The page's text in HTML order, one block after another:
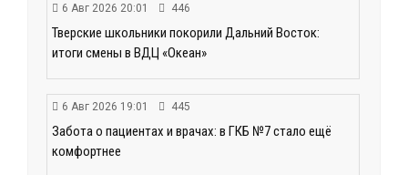
6 Авг 2026 20:01 446
Тверские школьники покорили Дальний Восток:
итоги смены в ВДЦ «Океан»
6 Авг 2026 19:01 445
Забота о пациентах и врачах: в ГКБ №7 стало ещё
комфортнее